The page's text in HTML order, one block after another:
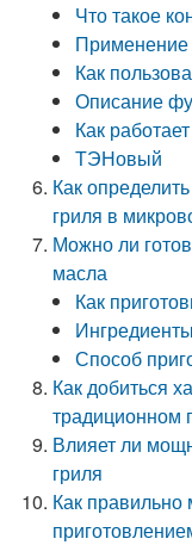
Что такое
Применение
Как
Описание
Как
ТЭНовый
Как
гриля в
Можно ли
масла
Как
Способ
Как добиться
традиционном
Влияет ли
гриля
Как правильно